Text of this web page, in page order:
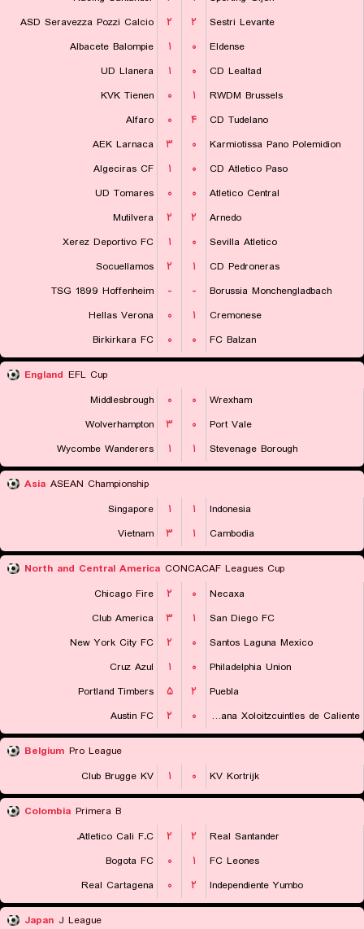
ASD Seravezza Pozzi Calcio
۲ ۲
Sestri Levante
Albacete Balompie
۱ ۰
Eldense
UD Llanera
۱ ۰
CD Lealtad
KVK Tienen
۰ ۱
RWDM Brussels
Alfaro
۰ ۴
CD Tudelano
AEK Larnaca
۳ ۰
Karmiotissa Pano Polemidion
Algeciras CF
۱ ۰
CD Atletico Paso
UD Tomares
۰ ۰
Atletico Central
Mutilvera
۲ ۲
Arnedo
Xerez Deportivo FC
۱ ۰
Sevilla Atletico
Socuellamos
۲ ۱
CD Pedroneras
TSG 1899 Hoffenheim
- -
Borussia Monchengladbach
Hellas Verona
۰ ۱
Cremonese
Birkirkara FC
۰ ۰ FC Balzan
England EFL Cup
Middlesbrough
۰ ۰
Wrexham
Wolverhampton
۳ ۰
Port Vale
Wycombe Wanderers
۱ ۱ Stevenage Borough
Asia ASEAN Championship
Singapore
۱ ۱
Indonesia
Vietnam
۳ ۱ Cambodia
North and Central America CONCACAF Leagues Cup
Chicago Fire
۲ ۰
Necaxa
Club America
۳ ۱
San Diego FC
New York City FC
۲ ۰
Santos Laguna Mexico
Cruz Azul
۱ ۰
Philadelphia Union
Portland Timbers
۵ ۲
Puebla
Austin FC
۲ ۰ Club Tijuana Xoloitzcuintles de Caliente
Belgium Pro League
Club Brugge KV
۱ ۰ KV Kortrijk
Colombia Primera B
Atletico Cali F.C.
۲ ۲
Real Santander
Bogota FC
۰ ۱
FC Leones
Real Cartagena
۰ ۲ Independiente Yumbo
Japan J League